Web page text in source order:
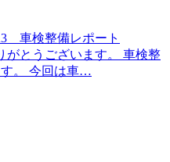
検整備レポート
とうございます。 車検整
。 今回は車…